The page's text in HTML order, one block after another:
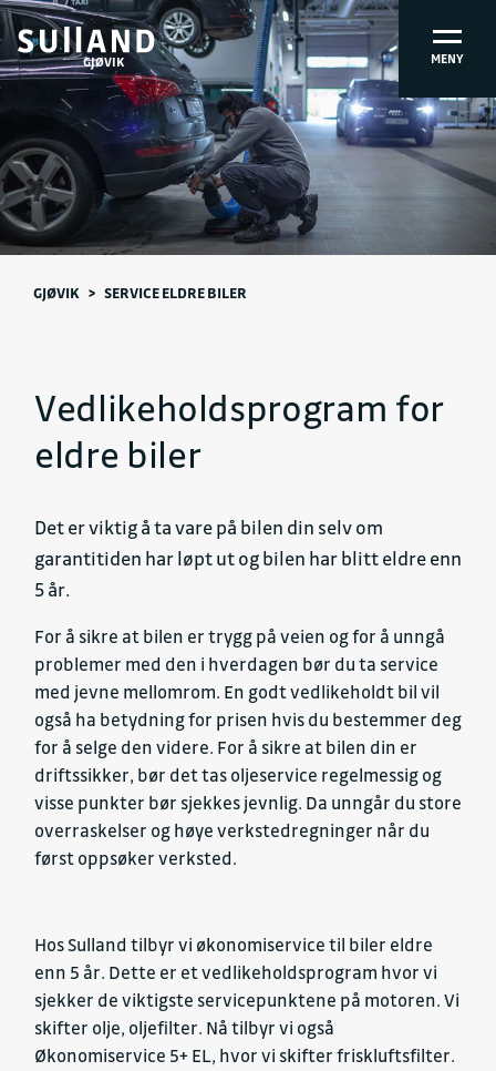
GJØVIK MENY
GJØVIK > SERVICE ELDRE BILER
Vedlikeholdsprogram for
eldre biler
Det er viktig å ta vare på bilen din selv om
garantitiden har løpt ut og bilen har blitt eldre enn
5 år.
For å sikre at bilen er trygg på veien og for å unngå
problemer med den i hverdagen bør du ta service
med jevne mellomrom. En godt vedlikeholdt bil vil
også ha betydning for prisen hvis du bestemmer deg
for å selge den videre. For å sikre at bilen din er
driftssikker, bør det tas oljeservice regelmessig og
visse punkter bør sjekkes jevnlig. Da unngår du store
overraskelser og høye verkstedregninger når du
først oppsøker verksted.
Hos Sulland tilbyr vi økonomiservice til biler eldre
enn 5 år. Dette er et vedlikeholdsprogram hvor vi
sjekker de viktigste servicepunktene på motoren. Vi
skifter olje, oljefilter. Nå tilbyr vi også
Økonomiservice 5+ EL, hvor vi skifter friskluftsfilter.